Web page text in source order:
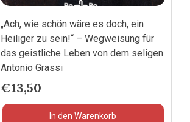
„Ach, wie schön wäre es doch, ein
Heiliger zu sein!“ – Wegweisung für
das geistliche Leben von dem seligen
Antonio Grassi
€13,50
In den Warenkorb